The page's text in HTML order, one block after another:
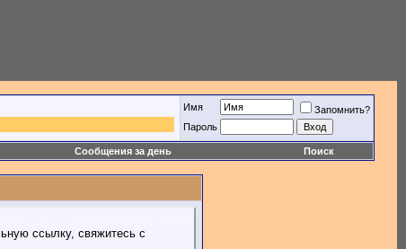
Имя
Запомнить?
Пароль
Сообщения за день Поиск
ссылку, свяжитесь с